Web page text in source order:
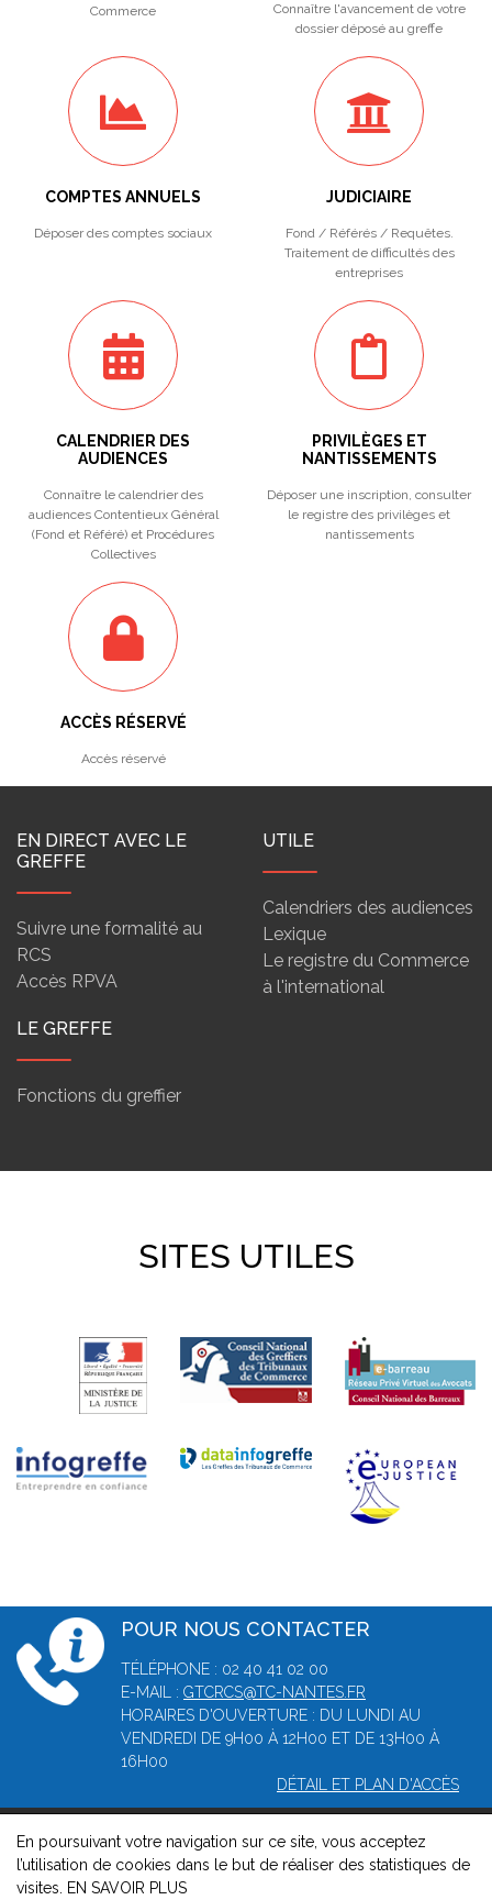
Commerce
Connaître l'avancement de votre
dossier déposé au greffe
COMPTES ANNUELS
Déposer des comptes sociaux
JUDICIAIRE
Fond / Référés / Requêtes.
Traitement de difficultés des
entreprises
CALENDRIER DES
AUDIENCES
Connaître le calendrier des
audiences Contentieux Général
(Fond et Référé) et Procédures
Collectives
PRIVILÈGES ET
NANTISSEMENTS
Déposer une inscription, consulter
le registre des privilèges et
nantissements
ACCÈS RÉSERVÉ
Accès réservé
EN DIRECT AVEC LE
GREFFE
Suivre une formalité au
RCS
Accès RPVA
UTILE
Calendriers des audiences
Lexique
Le registre du Commerce
à l'international
LE GREFFE
Fonctions du greffier
SITES UTILES
POUR NOUS CONTACTER
TÉLÉPHONE : 02 40 41 02 00
E-MAIL : GTCRCS@TC-NANTES.FR
HORAIRES D'OUVERTURE : DU LUNDI AU
VENDREDI DE 9H00 À 12H00 ET DE 13H00 À
16H00
DÉTAIL ET PLAN D'ACCÈS
© 2026, Greffe du tribunal de commerce de Nantes -Mentions
légales-Contact -Gestion des cookies -Politique de
En poursuivant votre navigation sur ce site, vous acceptez
l’utilisation de cookies dans le but de réaliser des statistiques de
visites.
EN SAVOIR PLUS